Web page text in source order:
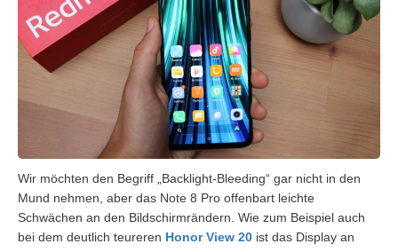
Wir möchten den Begriff „Backlight-Bleeding“ gar nicht in den
Mund nehmen, aber das Note 8 Pro offenbart leichte
Schwächen an den Bildschirmrändern. Wie zum Beispiel auch
bei dem deutlich teureren Honor View 20 ist das Display an